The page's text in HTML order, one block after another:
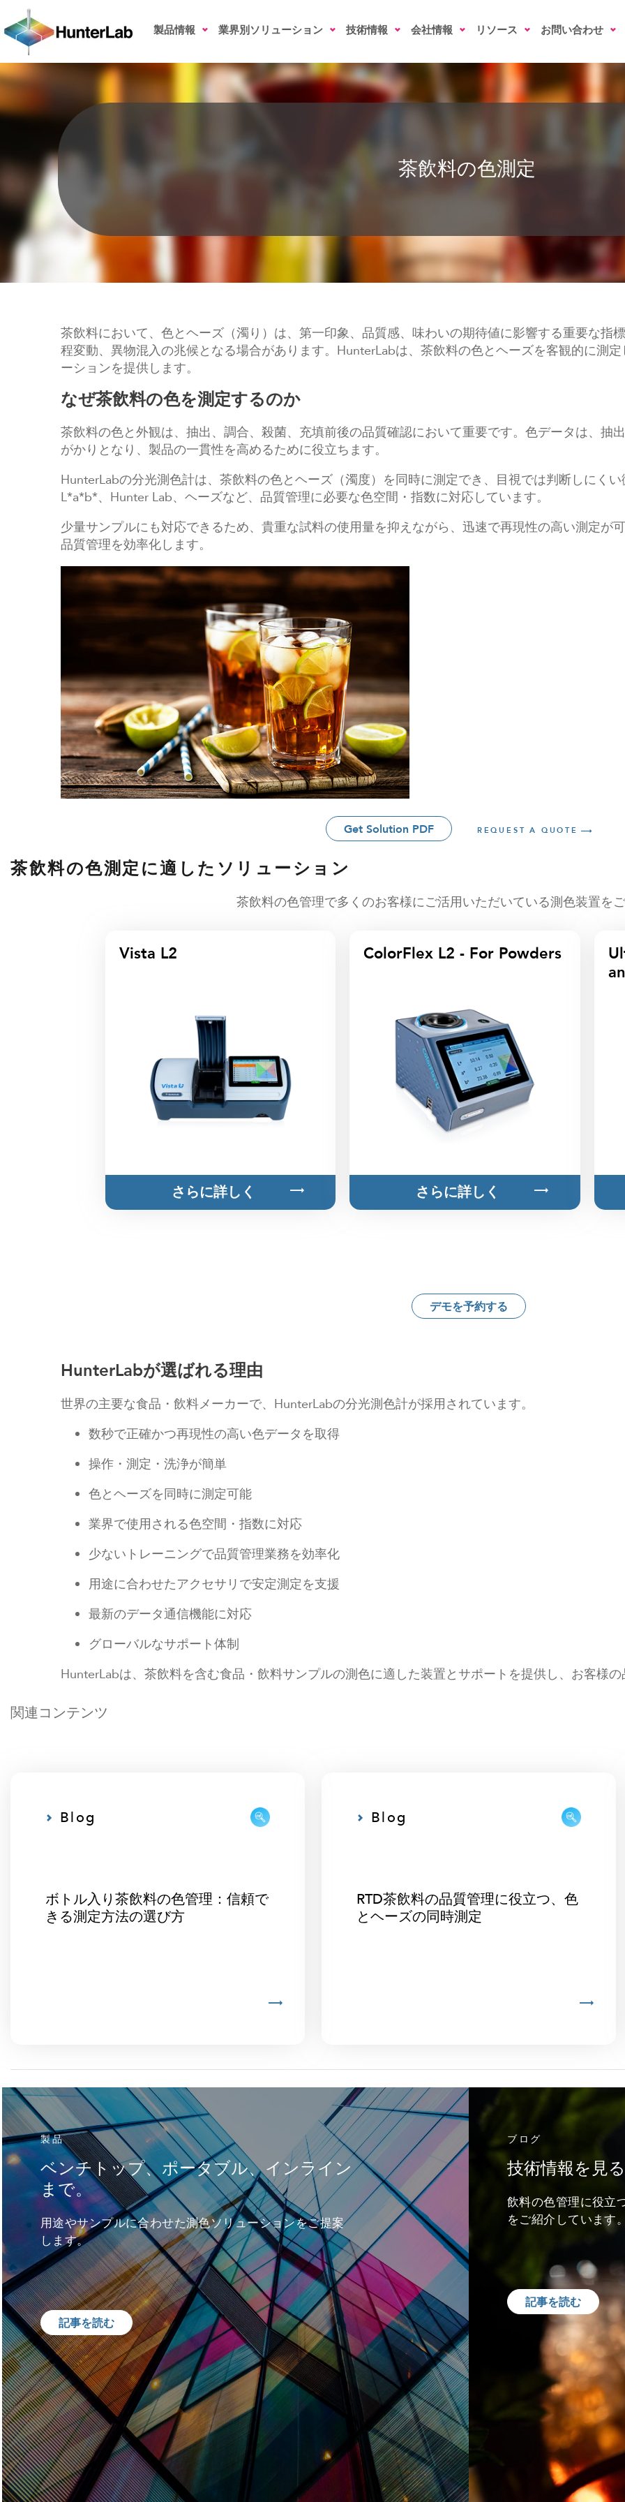
製品情報 業界別ソリューション 技術情報 会社情報 リソース お問い合わせ
茶飲料の色測定
茶飲料の色測定
茶飲料において、色とヘーズ（濁り）は、第一印象、品質感、味わいの期待値に影響する重要な指
程変動、異物混入の兆候となる場合があります。HunterLabは、茶飲料の色とヘーズを客観的に測
ーションを提供します。
なぜ茶飲料の色を測定するのか
茶飲料の色と外観は、抽出、調合、殺菌、充填前後の品質確認において重要です。色データは、抽
がかりとなり、製品の一貫性を高めるために役立ちます。
HunterLabの分光測色計は、茶飲料の色とヘーズ（濁度）を同時に測定でき、目視では判断しにく
L*a*b*、Hunter Lab、ヘーズなど、品質管理に必要な色空間・指数に対応しています。
少量サンプルにも対応できるため、貴重な試料の使用量を抑えながら、迅速で再現性の高い測定が
品質管理を効率化します。
Get Solution PDF REQUEST A QUOTE
茶飲料の色測定に適したソリューション
茶飲料の色管理で多くのお客様にご活用いただいている測色装置をご
Vista L2
さらに詳しく
ColorFlex L2 - For Powders
さらに詳しく
デモを予約する
HunterLabが選ばれる理由
世界の主要な食品・飲料メーカーで、HunterLabの分光測色計が採用されています。
数秒で正確かつ再現性の高い色データを取得
操作・測定・洗浄が簡単
色とヘーズを同時に測定可能
業界で使用される色空間・指数に対応
少ないトレーニングで品質管理業務を効率化
用途に合わせたアクセサリで安定測定を支援
最新のデータ通信機能に対応
グローバルなサポート体制
HunterLabは、茶飲料を含む食品・飲料サンプルの測色に適した装置とサポートを提供し、お客様の
関連コンテンツ
Blog
ボトル入り茶飲料の色管理：信頼で
きる測定方法の選び方
Blog
RTD茶飲料の品質管理に役立つ、色
とヘーズの同時測定
製品
ベンチトップ、ポータブル、インライン
まで。
用途やサンプルに合わせた測色ソリューションをご提案
します。
記事を読む
ブログ
技術情報を見る
飲料の色管理に役立
をご紹介しています。
記事を読む